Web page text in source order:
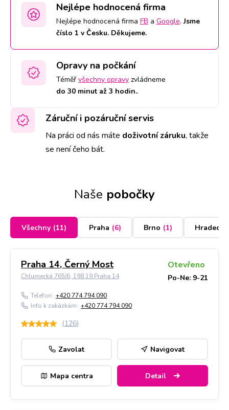
Nejlépe hodnocená firma
Nejlépe hodnocená firma FB a Google.Jsme
číslo 1 v Česku. Děkujeme.
Opravy na počkání
Téměř všechny opravy zvládneme
do 30 minut až 3 hodin..
Záruční i pozáruční servis
Na práci od nás máte doživotní záruku, takže
se není čeho bát.
Naše pobočky
Všechny (11) Praha (6) Brno (1) Hradec
Praha 14, Černý Most
Chlumecká 765/6, 198 19 Praha 14
Otevřeno
Po-Ne: 9-21
Telefon: +420 774 794 090
Info k zakázkám: +420 774 794 090
(126)
Zavolat Navigovat
Mapa centra Detail